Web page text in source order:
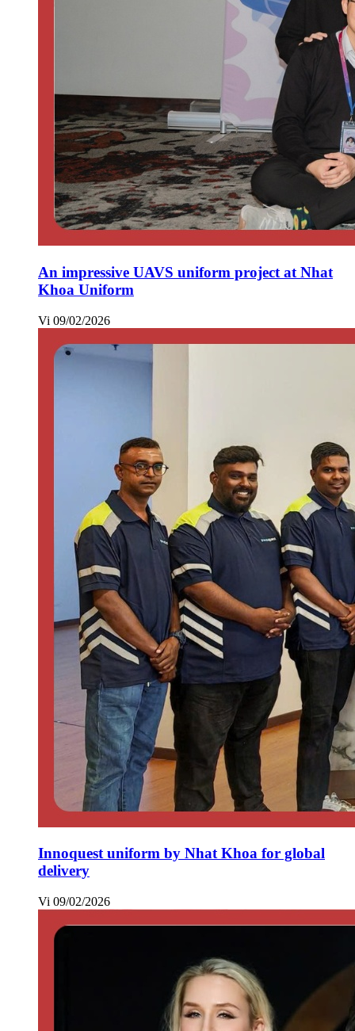
An impressive UAVS uniform project at Nhat
Khoa Uniform
Vi 09/02/2026
Innoquest uniform by Nhat Khoa for global
delivery
Vi 09/02/2026